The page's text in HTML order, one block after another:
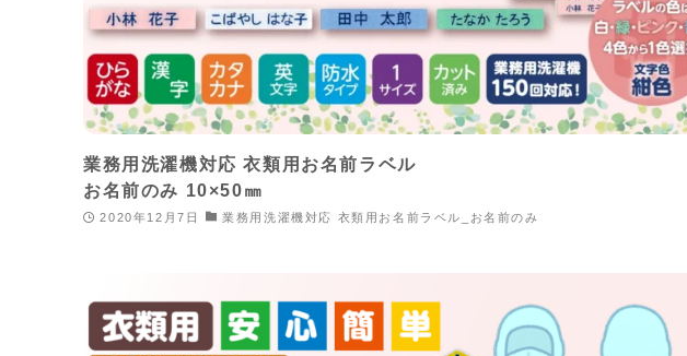
業務用洗濯機対応 衣類用お名前ラベル
お名前のみ 10×50㎜
2020年12月7日 業務用洗濯機対応 衣類用お名前ラベル_お名前のみ